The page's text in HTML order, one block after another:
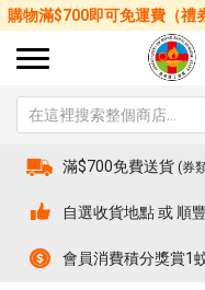
購物滿$700即可免運費（禮
括星期
滿$700免費送貨 (券
自選收貨地點 或 順
會員消費積分獎賞1